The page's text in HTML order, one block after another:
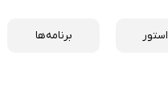
برنامه‌ها